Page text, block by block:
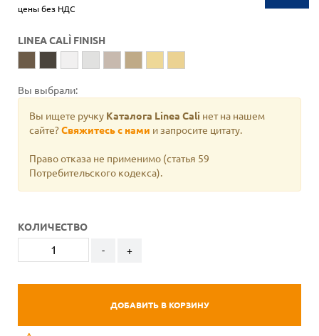
цены без НДС
LINEA CALÌ FINISH
Вы выбрали:
Вы ищете ручку Каталога Linea Cali нет на нашем
сайте?Свяжитесь с нами и запросите цитату.
Право отказа не применимо (статья 59
Потребительского кодекса).
КОЛИЧЕСТВО
- +
ДОБАВИТЬ В КОРЗИНУ